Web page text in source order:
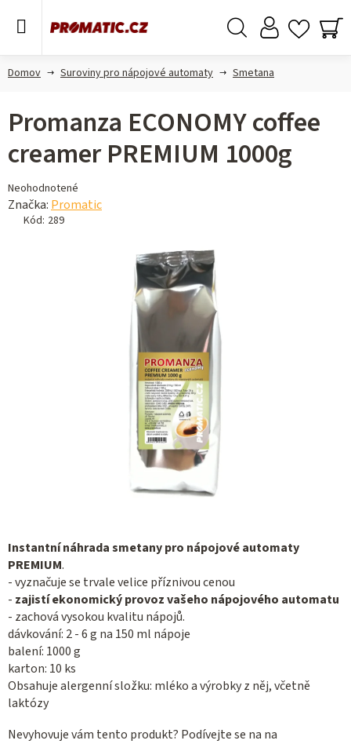
Domov Suroviny pro nápojové automaty Smetana
Instantní náhrada smetany pro nápojové automaty
PREMIUM.
- vyznačuje se trvale velice příznivou cenou
- zajistí ekonomický provoz vašeho nápojového automatu
- zachová vysokou kvalitu nápojů.
dávkování: 2 - 6 g na 150 ml nápoje
balení: 1000 g
karton: 10 ks
Obsahuje alergenní složku: mléko a výrobky z něj, včetně
laktózy
Nevyhovuje vám tento produkt? Podívejte se na na
Promanza ECONOMY coffee
creamer PREMIUM 1000g
Priemerné
hodnotenie
produktu
Neohodnotené
Značka: Promatic
Kód: 289